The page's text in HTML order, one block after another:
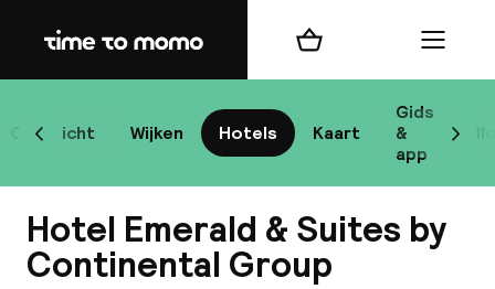
Home
Overzicht Wijken Hotels Kaart
Gids
&
app
Scroll naar links
Winkelmand Menu
Hotel Emerald & Suites by
Continental Group